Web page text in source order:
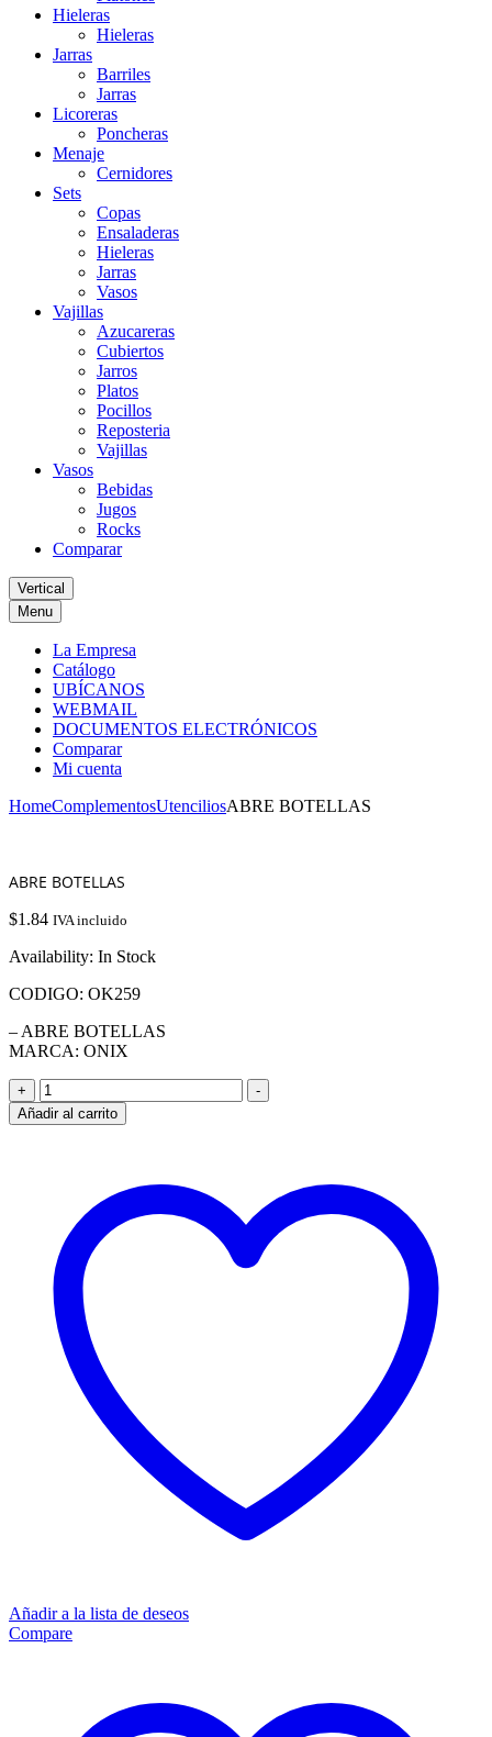
Hieleras
Hieleras
Jarras
Barriles
Jarras
Licoreras
Poncheras
Menaje
Cernidores
Sets
Copas
Ensaladeras
Hieleras
Jarras
Vasos
Vajillas
Azucareras
Cubiertos
Jarros
Platos
Pocillos
Reposteria
Vajillas
Vasos
Bebidas
Jugos
Rocks
Comparar
Vertical
Menu
La Empresa
Catálogo
UBÍCANOS
WEBMAIL
DOCUMENTOS ELECTRÓNICOS
Comparar
Mi cuenta
HomeComplementosUtenciliosABRE BOTELLAS
ABRE BOTELLAS
$1.84 IVA incluido
Availability: In Stock
CODIGO: OK259
– ABRE BOTELLAS
MARCA: ONIX
+
ABRE
BOTELLAS
cantidad
-
Añadir al carrito
Añadir a la lista de deseos
Compare